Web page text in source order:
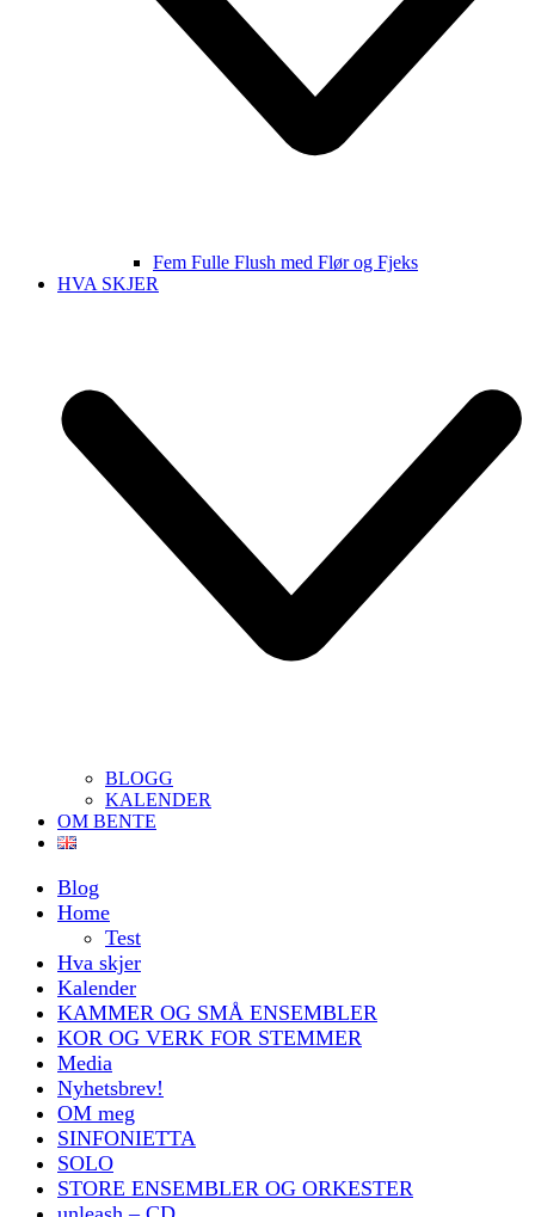
Fem Fulle Flush med Flør og Fjeks
HVA SKJER
BLOGG
KALENDER
OM BENTE
Blog
Home
Test
Hva skjer
Kalender
KAMMER OG SMÅ ENSEMBLER
KOR OG VERK FOR STEMMER
Media
Nyhetsbrev!
OM meg
SINFONIETTA
SOLO
STORE ENSEMBLER OG ORKESTER